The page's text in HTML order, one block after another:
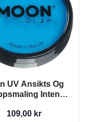
UV Ansikts Og
Intens
Creations
109,00 kr